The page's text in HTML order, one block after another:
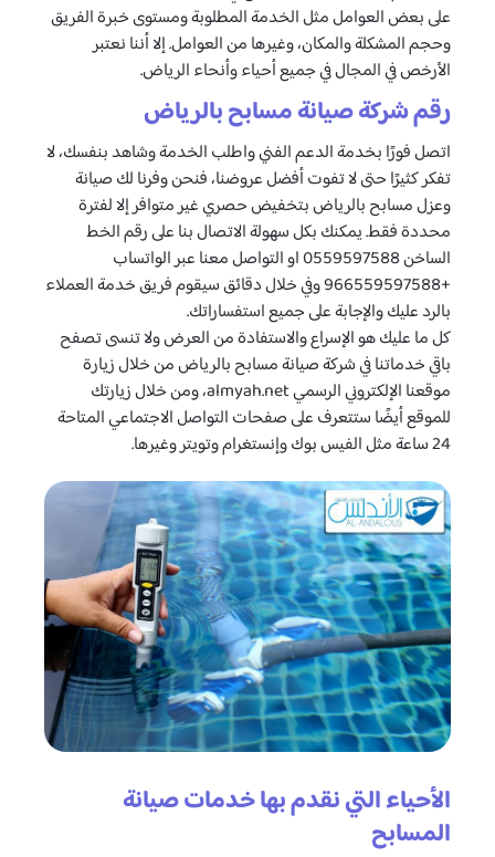
على بعض العوامل مثل الخدمة المطلوبة ومستوى خبرة الفريق
وحجم المشكلة والمكان، وغيرها من العوامل. إلا أننا نعتبر
الأرخص في المجال في جميع أحياء وأنحاء الرياض.
رقم شركة صيانة مسابح بالرياض
اتصل فورًا بخدمة الدعم الفني واطلب الخدمة وشاهد بنفسك، لا
تفكر كثيرًا حتى لا تفوت أفضل عروضنا، فنحن وفرنا لك صيانة
وعزل مسابح بالرياض بتخفيض حصري غير متوافر إلا لفترة
محددة فقط. يمكنك بكل سهولة الاتصال بنا على رقم الخط
الساخن 0559597588 او التواصل معنا عبر الواتساب
+966559597588 وفي خلال دقائق سيقوم فريق خدمة العملاء
بالرد عليك والإجابة على جميع استفساراتك.
كل ما عليك هو الإسراع والاستفادة من العرض ولا تنسى تصفح
باقي خدماتنا في شركة صيانة مسابح بالرياض من خلال زيارة
موقعنا الإلكتروني الرسمي almyah.net، ومن خلال زيارتك
للموقع أيضًا ستتعرف على صفحات التواصل الاجتماعي المتاحة
24 ساعة مثل الفيس بوك وإنستغرام وتويتر وغيرها.
الأحياء التي نقدم بها خدمات صيانة
المسابح